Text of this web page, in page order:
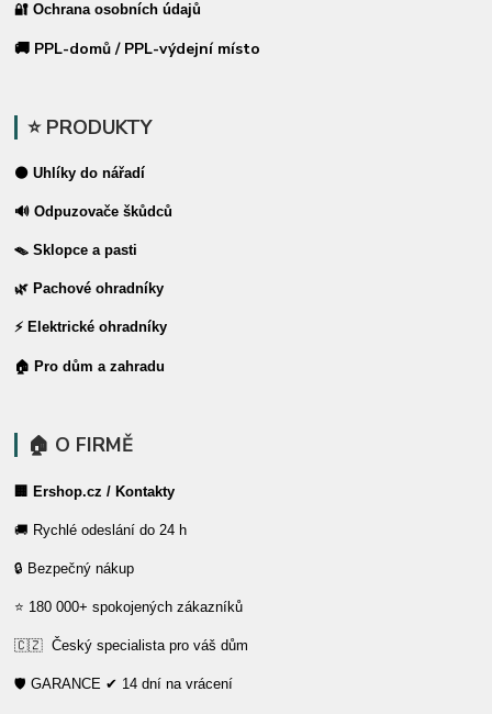
🔐 Ochrana osobních údajů
🚚 PPL-domů / PPL-výdejní místo
⭐ PRODUKTY
⚫ Uhlíky do nářadí
🔊 Odpuzovače škůdců
🪤 Sklopce a pasti
🌿 Pachové ohradníky
⚡ Elektrické ohradníky
🏠 Pro dům a zahradu
🏠 O FIRMĚ
🏢 Ershop.cz / Kontakty
🚚 Rychlé odeslání do 24 h
🔒 Bezpečný nákup
⭐ 180 000+ spokojených zákazníků
🇨🇿 Český specialista pro váš dům
🛡️ GARANCE ✔ 14 dní na vrácení